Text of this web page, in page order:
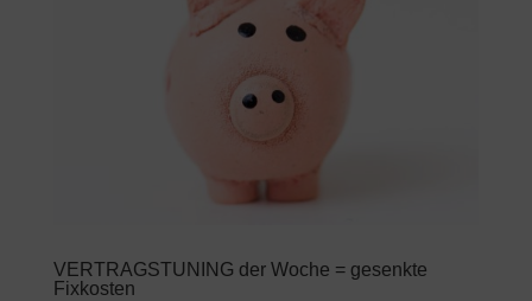
VERTRAGSTUNING der Woche = gesenkte
Fixkosten